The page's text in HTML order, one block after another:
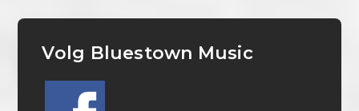
Volg Bluestown Music